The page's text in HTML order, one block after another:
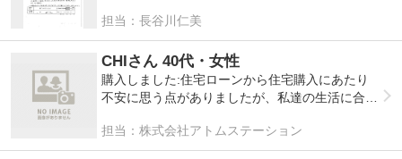
こだわりが感じられます。
家の前を通る人からもステキな家だねという声が
聞こえてきます。
また基礎もベタ基礎判定で安心しました。全て含
めて今まで見た中で一番印象がよかったのでここ
担当：長谷川仁美
CHIさん 40代・女性
購入しました:住宅ローンから住宅購入にあたり
不安に思う点がありましたが、私達の生活に合わ
入出来ることとなりました。細かな点も丁寧に説
明して対応頂けたり、いつも明るく対応してくだ
担当：株式会社アトムステーション